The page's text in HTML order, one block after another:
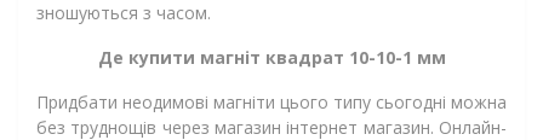
зношуються з часом.
Де купити магніт квадрат 10-10-1 мм
Придбати неодимові магніти цього типу сьогодні можна
без труднощів через магазин інтернет магазин. Онлайн-